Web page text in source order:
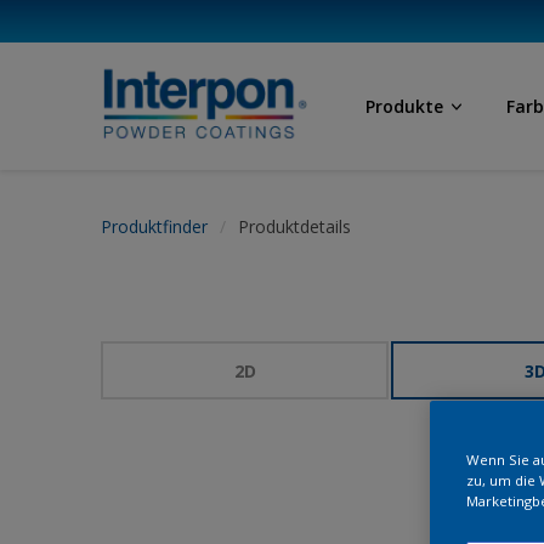
Produkte
Produktfinder Produktdetails
2D 3D
Wenn Sie
zu, um die